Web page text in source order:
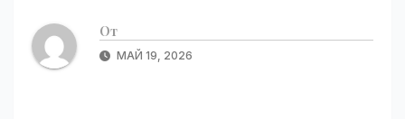
От
МАЙ 19, 2026